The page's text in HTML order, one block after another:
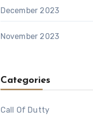
December 2023
November 2023
Categories
Call Of Dutty